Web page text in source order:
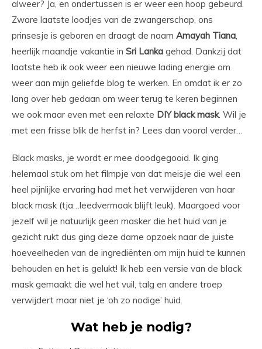
alweer? Ja, en ondertussen is er weer een hoop gebeurd.
Zware laatste loodjes van de zwangerschap, ons
prinsesje is geboren en draagt de naam Amayah Tiana,
heerlijk maandje vakantie in Sri Lanka gehad. Dankzij dat
laatste heb ik ook weer een nieuwe lading energie om
weer aan mijn geliefde blog te werken. En omdat ik er zo
lang over heb gedaan om weer terug te keren beginnen
we ook maar even met een relaxte DIY black mask. Wil je
met een frisse blik de herfst in? Lees dan vooral verder…
Black masks, je wordt er mee doodgegooid. Ik ging
helemaal stuk om het filmpje van dat meisje die wel een
heel pijnlijke ervaring had met het verwijderen van haar
black mask (tja…leedvermaak blijft leuk). Maargoed voor
jezelf wil je natuurlijk geen masker die het huid van je
gezicht rukt dus ging deze dame opzoek naar de juiste
hoeveelheden van de ingrediënten om mijn huid te kunnen
behouden en het is gelukt! Ik heb een versie van de black
mask gemaakt die wel het vuil, talg en andere troep
verwijdert maar niet je ‘oh zo nodige’ huid.
Wat heb je nodig?